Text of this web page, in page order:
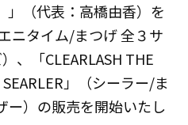
」（代表：高橋由香）を
ニタイム/まつげ 全３サ
、「CLEARLASH THE
」（シーラー/ま
ー）の販売を開始いたし